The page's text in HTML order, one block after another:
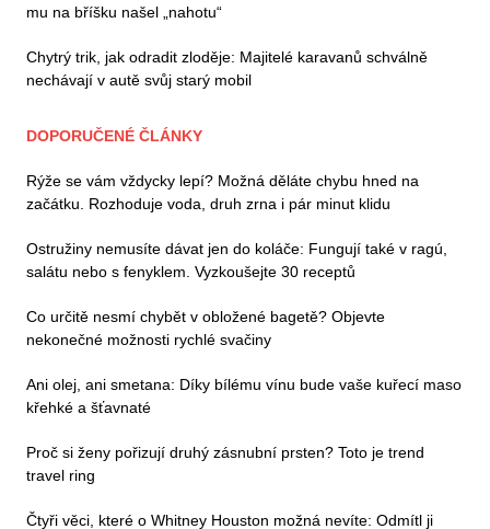
mu na bříšku našel „nahotu“
Chytrý trik, jak odradit zloděje: Majitelé karavanů schválně
nechávají v autě svůj starý mobil
DOPORUČENÉ ČLÁNKY
Rýže se vám vždycky lepí? Možná děláte chybu hned na
začátku. Rozhoduje voda, druh zrna i pár minut klidu
Ostružiny nemusíte dávat jen do koláče: Fungují také v ragú,
salátu nebo s fenyklem. Vyzkoušejte 30 receptů
Co určitě nesmí chybět v obložené bagetě? Objevte
nekonečné možnosti rychlé svačiny
Ani olej, ani smetana: Díky bílému vínu bude vaše kuřecí maso
křehké a šťavnaté
Proč si ženy pořizují druhý zásnubní prsten? Toto je trend
travel ring
Čtyři věci, které o Whitney Houston možná nevíte: Odmítl ji